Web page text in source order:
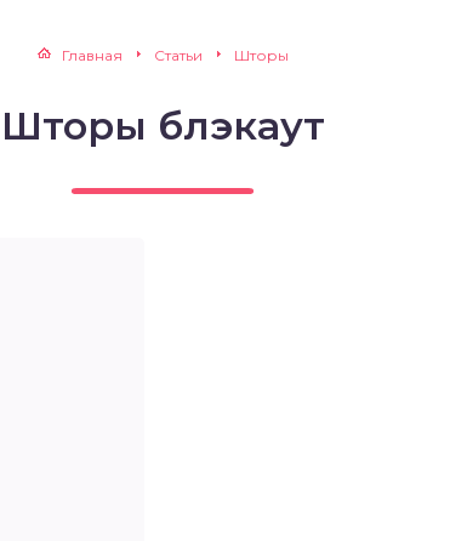
Главная Статьи Шторы
Шторы блэкаут